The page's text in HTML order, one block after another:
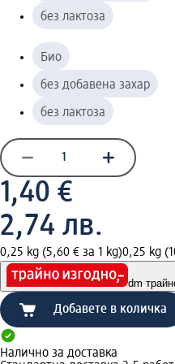
без лактоза
Био
без добавена захар
без лактоза
1,40 €
2,74 лв.
0,25 kg (5,60 € за 1 kg)0,25 kg
dm
Добавете в количка
Налично за доставка